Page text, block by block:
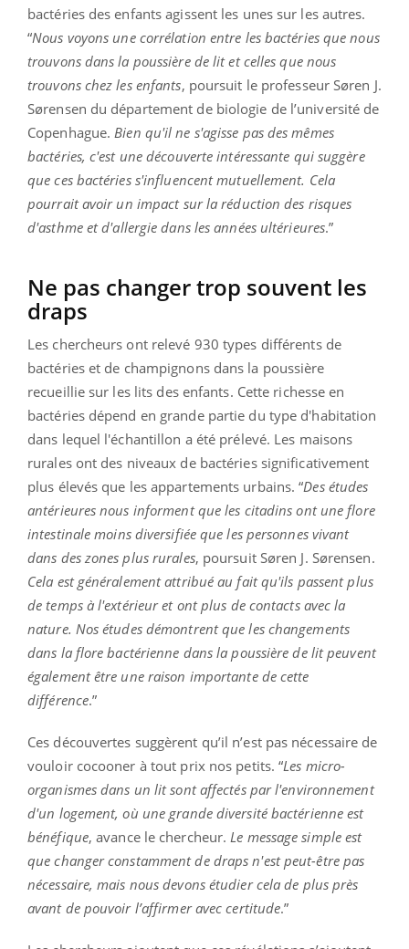
bactéries des enfants agissent les unes sur les autres.
“Nous voyons une corrélation entre les bactéries que nous
trouvons dans la poussière de lit et celles que nous
trouvons chez les enfants, poursuit le professeur Søren J.
Sørensen du département de biologie de l’université de
Copenhague. Bien qu'il ne s'agisse pas des mêmes
bactéries, c'est une découverte intéressante qui suggère
que ces bactéries s'influencent mutuellement. Cela
pourrait avoir un impact sur la réduction des risques
d'asthme et d'allergie dans les années ultérieures.”
Ne pas changer trop souvent les
draps
Les chercheurs ont relevé 930 types différents de
bactéries et de champignons dans la poussière
recueillie sur les lits des enfants. Cette richesse en
bactéries dépend en grande partie du type d'habitation
dans lequel l'échantillon a été prélevé. Les maisons
rurales ont des niveaux de bactéries significativement
plus élevés que les appartements urbains. “Des études
antérieures nous informent que les citadins ont une flore
intestinale moins diversifiée que les personnes vivant
dans des zones plus rurales, poursuit Søren J. Sørensen.
Cela est généralement attribué au fait qu'ils passent plus
de temps à l'extérieur et ont plus de contacts avec la
nature. Nos études démontrent que les changements
dans la flore bactérienne dans la poussière de lit peuvent
également être une raison importante de cette
différence.”
Ces découvertes suggèrent qu’il n’est pas nécessaire de
vouloir cocooner à tout prix nos petits. “Les micro-
organismes dans un lit sont affectés par l'environnement
d'un logement, où une grande diversité bactérienne est
bénéfique, avance le chercheur. Le message simple est
que changer constamment de draps n'est peut-être pas
nécessaire, mais nous devons étudier cela de plus près
avant de pouvoir l’affirmer avec certitude.”